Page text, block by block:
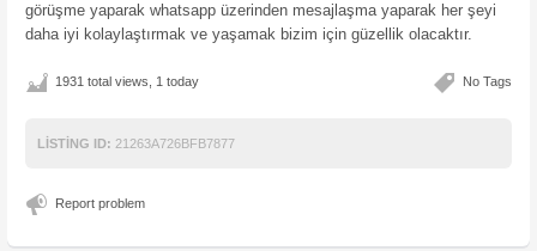
görüşme yaparak whatsapp üzerinden mesajlaşma yaparak her şeyi
daha iyi kolaylaştırmak ve yaşamak bizim için güzellik olacaktır.
No Tags
1931 total views, 1 today
LISTING ID: 21263A726BFB7877
Report problem